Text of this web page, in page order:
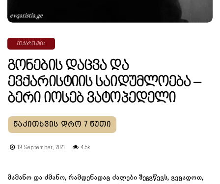
ᲔᲕᲥᲐᲠᲘᲡᲢᲘᲐ
Გონების Დაცვა Და
Ევქარისტიის Საიდუმლოება –
Ბერი Იოსებ Ვატოპედელი
19 September, 2021 4.5k
მამანო და ძმანო, რამდენადაც ძალები შეგვწევს, ვეცადოთ,